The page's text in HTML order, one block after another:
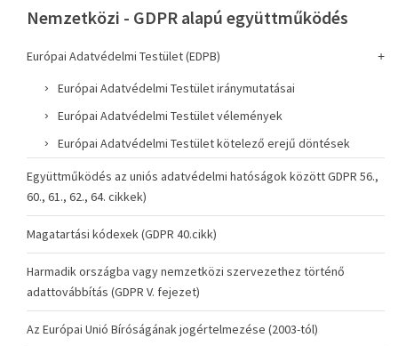
Nemzetközi - GDPR alapú együttműködés
Európai Adatvédelmi Testület (EDPB)
Európai Adatvédelmi Testület iránymutatásai
Európai Adatvédelmi Testület vélemények
Európai Adatvédelmi Testület kötelező erejű döntések
Együttműködés az uniós adatvédelmi hatóságok között GDPR 56.,
60., 61., 62., 64. cikkek)
Magatartási kódexek (GDPR 40.cikk)
Harmadik országba vagy nemzetközi szervezethez történő
adattovábbítás (GDPR V. fejezet)
Az Európai Unió Bíróságának jogértelmezése (2003-tól)